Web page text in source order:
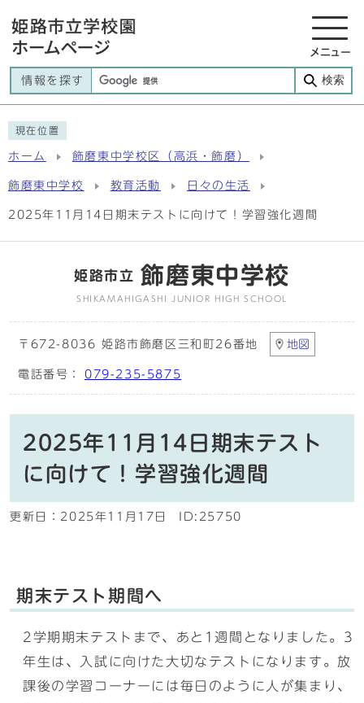
メニュー
情報を探す 検索
現在位置
ホーム 飾磨東中学校区（高浜・飾磨）
飾磨東中学校 教育活動 日々の生活
2025年11月14日期末テストに向けて！学習強化週間
姫路市立 飾磨東中学校
SHIKAMAHIGASHI JUNIOR HIGH SCHOOL
〒672-8036 姫路市飾磨区三和町26番地 地図
電話番号： 079-235-5875
2025年11月14日期末テスト
に向けて！学習強化週間
更新日： 2025年11月17日 ID:25750
期末テスト期間へ
2学期期末テストまで、あと1週間となりました。3
年生は、入試に向けた大切なテストになります。放
課後の学習コーナーには毎日のように人が集まり、